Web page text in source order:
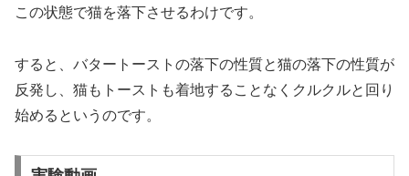
この状態で猫を落下させるわけです。
すると、バタートーストの落下の性質と猫の落下の性質が
反発し、猫もトーストも着地することなくクルクルと回り
始めるというのです。